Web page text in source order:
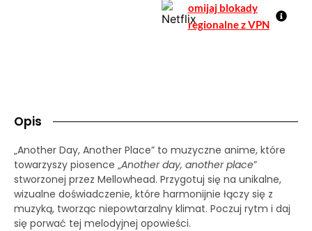
omijaj blokady
regionalne z VPN
Opis
„Another Day, Another Place” to muzyczne anime, które
towarzyszy piosence „Another day, another place”
stworzonej przez Mellowhead. Przygotuj się na unikalne,
wizualne doświadczenie, które harmonijnie łączy się z
muzyką, tworząc niepowtarzalny klimat. Poczuj rytm i daj
się porwać tej melodyjnej opowieści.